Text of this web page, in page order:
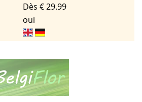
Dès € 29.99
oui